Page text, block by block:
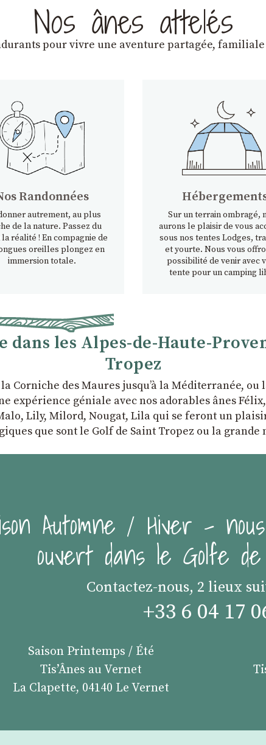
Nos ânes attelés
pour vivre une aventure partagée, familiale
Randonnées
autrement, au plus
de la nature. Passez du
réalité ! En compagnie de
oreilles plongez en
immersion totale.
Sur un terrain ombragé,
aurons le plaisir de vous
sous nos tentes Lodges,
et yourte. Nous vous
possibilité de venir avec
tente pour un camping
dans les Alpes-de-Haute-
Tropez
Corniche des Maures jusqu’à la Méditerranée,
expérience géniale avec nos adorables ânes
Lily, Milord, Nougat, Lila qui se feront un
que sont le Golf de Saint Tropez ou la
Automne / Hiver -
ouvert dans le Golfe
Contactez-nous, 2 lieux
+33 6 04 17
Saison Printemps / Été
Tis’Ânes au Vernet
La Clapette, 04140 Le Vernet